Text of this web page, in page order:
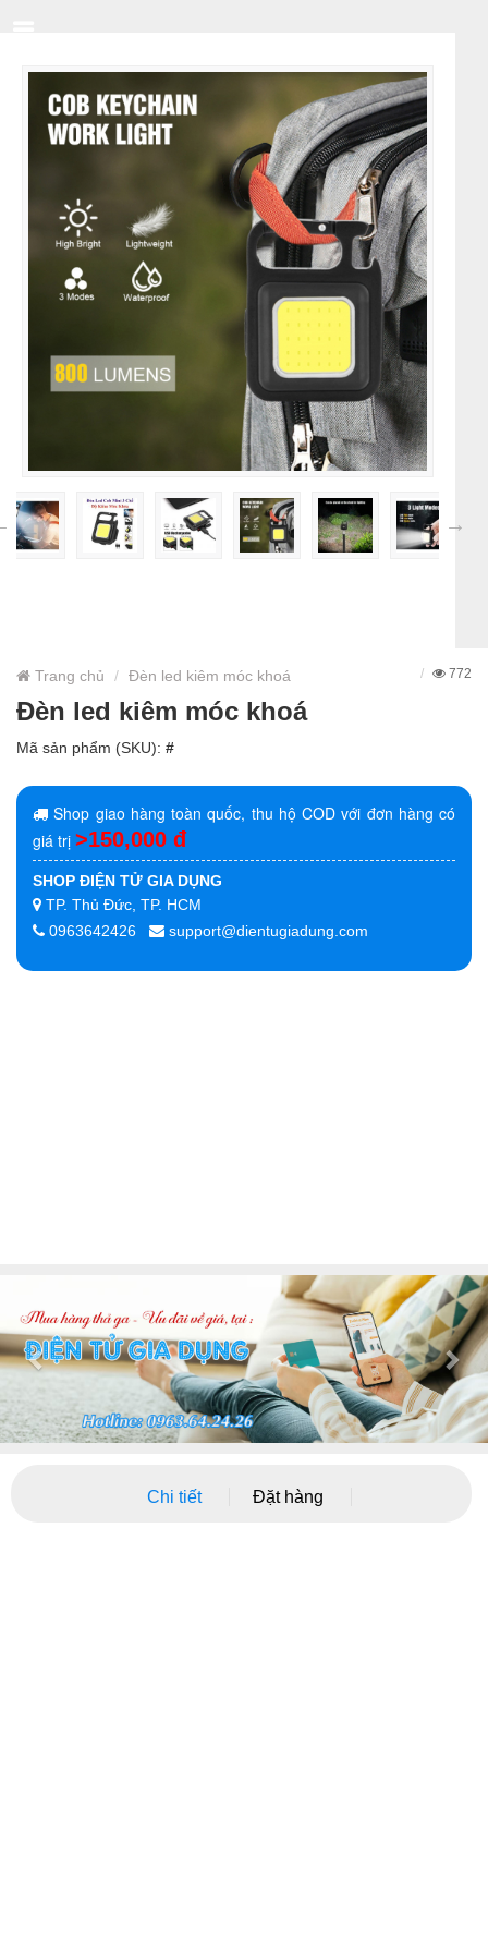
Trang chủ Đèn led kiêm móc khoá 772
Đèn led kiêm móc khoá
Mã sản phẩm (SKU): #
Shop giao hàng toàn quốc, thu hộ COD với đơn hàng có
giá trị >150,000 đ
SHOP ĐIỆN TỬ GIA DỤNG
TP. Thủ Đức, TP. HCM
0963642426
support@dientugiadung.com
Chi tiết Đặt hàng